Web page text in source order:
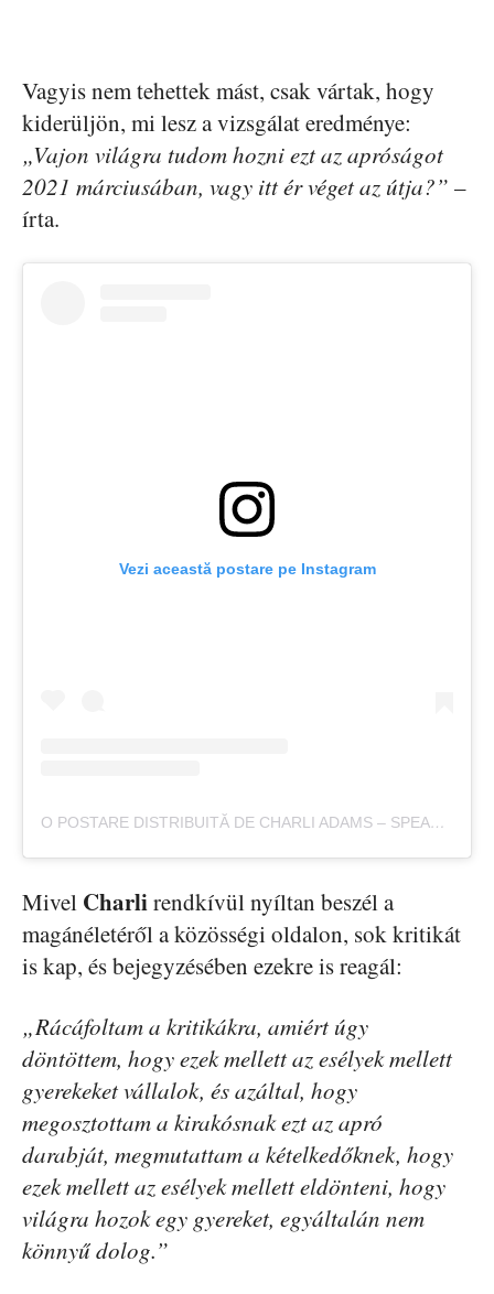
Vagyis nem tehettek mást, csak vártak, hogy
kiderüljön, mi lesz a vizsgálat eredménye:
„Vajon világra tudom hozni ezt az apróságot
2021 márciusában, vagy itt ér véget az útja?” –
írta.
Vezi această postare pe Instagram
O POSTARE DISTRIBUITĂ DE CHARLI ADAMS – SPEAKER (@CHARLI_KATE)
Mivel Charlirendkívül nyíltan beszél a
magánéletéről a közösségi oldalon, sok kritikát
is kap, és bejegyzésében ezekre is reagál:
„Rácáfoltam a kritikákra, amiért úgy
döntöttem, hogy ezek mellett az esélyek mellett
gyerekeket vállalok, és azáltal, hogy
megosztottam a kirakósnak ezt az apró
darabját, megmutattam a kételkedőknek, hogy
ezek mellett az esélyek mellett eldönteni, hogy
világra hozok egy gyereket, egyáltalán nem
könnyű dolog.”